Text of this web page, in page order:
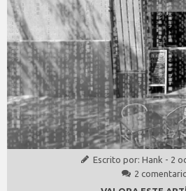
Escrito por: Hank - 2
2